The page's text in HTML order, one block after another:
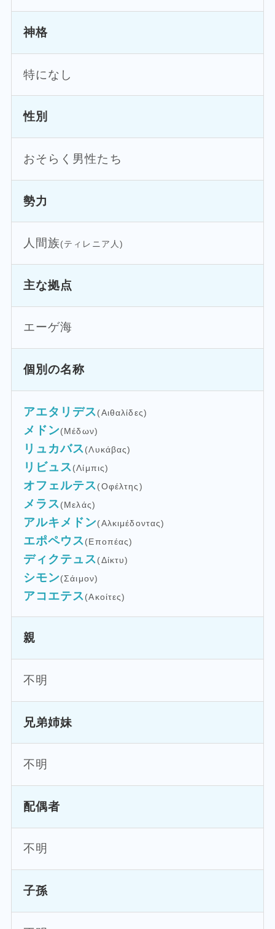
神格
特になし
性別
おそらく男性たち
勢力
人間族(ティレニア人)
主な拠点
エーゲ海
個別の名称
アエタリデス(Αιθαλίδες)
メドン(Μέδων)
リュカバス(Λυκάβας)
リビュス(Λίμπις)
オフェルテス(Οφέλτης)
メラス(Μελάς)
アルキメドン(Αλκιμέδοντας)
エポペウス(Εποπέας)
ディクテュス(Δίκτυ)
シモン(Σάιμον)
アコエテス(Ακοίτες)
親
不明
兄弟姉妹
不明
配偶者
不明
子孫